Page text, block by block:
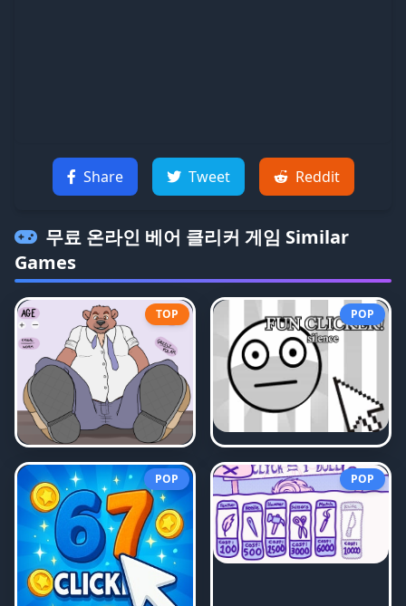
Share Tweet Reddit
무료 온라인 베어 클리커 게임 Similar
Games
TOP POP
POP POP